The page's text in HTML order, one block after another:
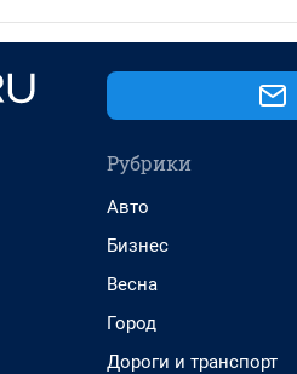
Рубрики
Авто
Бизнес
Весна
Город
Дороги и транспорт